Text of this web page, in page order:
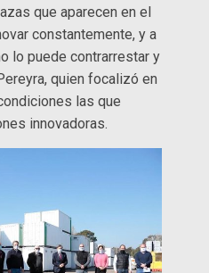
que aparecen en el
constantemente, y a
lo puede contrarrestar y
quien focalizó en
las que
innovadoras.